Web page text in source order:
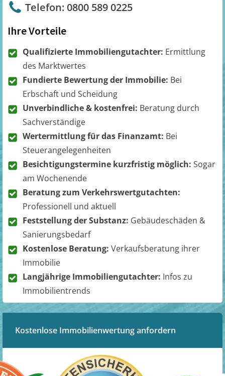
Telefon: 0800 589 0225
Ihre Vorteile
Qualifizierte Immobiliengutachter: Ermittlung
des Marktwertes
Fundierte Bewertung der Immobilie: Bei
Erbschaft und Scheidung
Unverbindliche & kostenfrei: Beratung durch
Sachverständige
Wertermittlung für das Finanzamt: Bei
Steuerangelegenheiten
Besichtigungstermine kurzfristig möglich: Sogar
am Wochenende
Beratung zum Verkehrswertgutachten:
Professionell und aktuell
Feststellung der Substanz: Gebäudeschäden &
Sanierungsbedarf
Kostenlose Beratung: Verkaufsberatung ihrer
Immobilie
Langjährige Immobiliengutachter: Infos zu
Immobilientrends
Kostenlose Immobilienwertung anfordern